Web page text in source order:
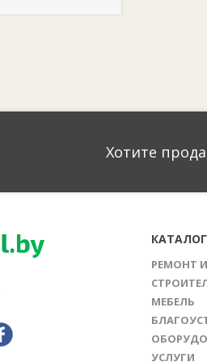
Хотите
КАТАЛОГ
РЕМОНТ
МЕБЕЛЬ
УСЛУГИ